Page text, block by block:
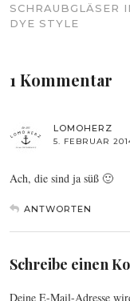
SCHRAUBGLÄSER
DYE STYLE
1 Kommentar
LOMOHERZ
5. FEBRUAR
Ach, die sind ja süß 🙂
ANTWORTEN
Schreibe einen
Deine E-Mail-Adresse